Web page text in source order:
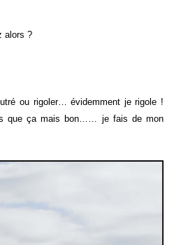
alors ?
ou rigoler… évidemment je rigole !
que ça mais bon…… je fais de mon